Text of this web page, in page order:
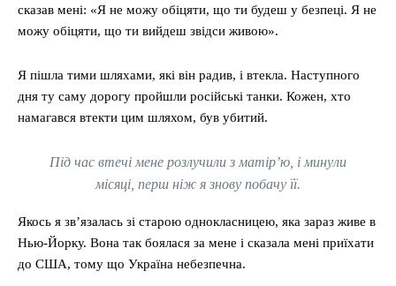
сказав мені: «Я не можу обіцяти, що ти будеш у безпеці. Я не
можу обіцяти, що ти вийдеш звідси живою».
Я пішла тими шляхами, які він радив, і втекла. Наступного
дня ту саму дорогу пройшли російські танки. Кожен, хто
намагався втекти цим шляхом, був убитий.
Під час втечі мене розлучили з матір’ю, і минули
місяці, перш ніж я знову побачу її.
Якось я зв’язалась зі старою однокласницею, яка зараз живе в
Нью-Йорку. Вона так боялася за мене і сказала мені приїхати
до США, тому що Україна небезпечна.